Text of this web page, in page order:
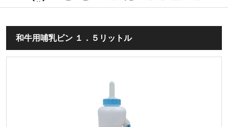
和牛用哺乳ビン １．５リットル